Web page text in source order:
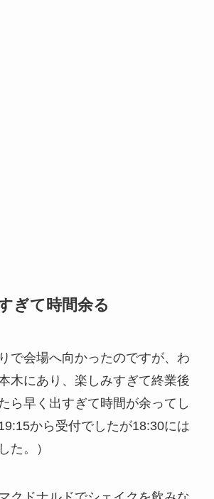
ぎて時間余る
で会場へ向かったのですが、わ
木にあり、楽しみすぎて終業後
ら早く出すぎて時間が余ってし
から受付でしたが18:30には
た。）